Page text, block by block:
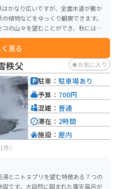
かなり広いですが、全面木道が敷か
植物などをゆっくり観察できます。
の山々を望むことができ、秋には紅
見る
秩父 お気に入り
件）
とニトヌプリを望む特徴ある７つの
です。大自然に囲まれた露天風呂が
駐車： 駐車場あり
予算： 700円
混雑： 普通
滞在： 2時間
施設： 屋内